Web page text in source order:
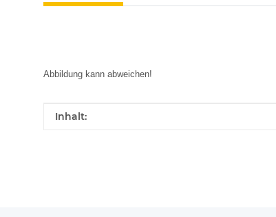
Abbildung kann abweichen!
Produkteigenschaft
Wert
Inhalt: